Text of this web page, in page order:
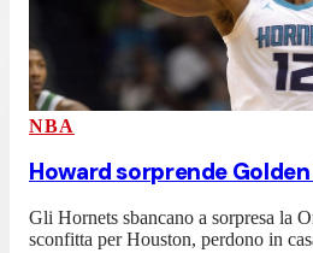
NBA
Howard sorprende
Gli Hornets sbancano a sorpresa la
sconfitta per Houston, perdono in